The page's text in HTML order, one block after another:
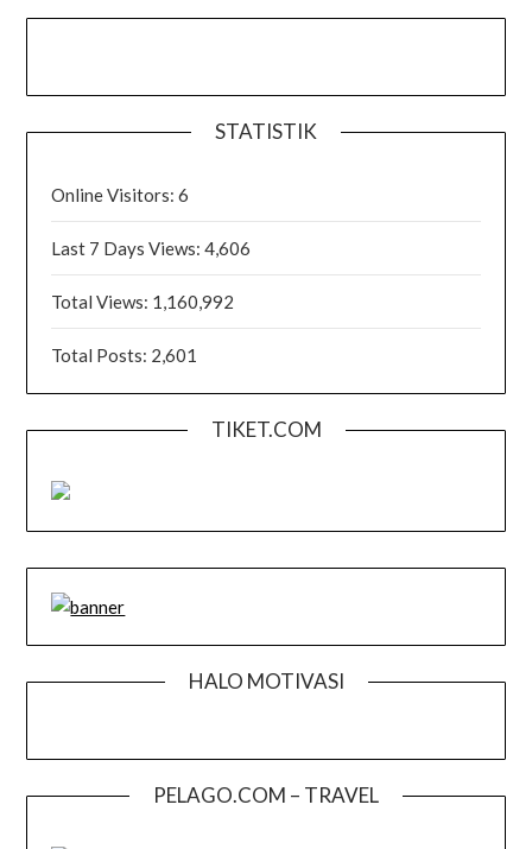
STATISTIK
Online Visitors:6
Last 7 Days Views:4,606
Total Views: 1,160,992
Total Posts: 2,601
TIKET.COM
HALO MOTIVASI
PELAGO.COM – TRAVEL